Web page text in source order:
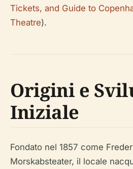
Tickets, and Guide to
Theatre).
Origini e
Iniziale
Fondato nel 1857 come
Morskabsteater, il locale